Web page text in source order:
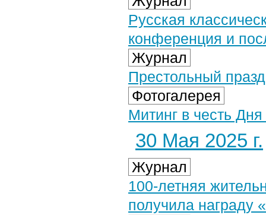
Русская
конференция и
Журнал
Престольный
Фотогалерея
Митинг в честь
30 Мая 2025 г.
Журнал
100-летняя
получила награду